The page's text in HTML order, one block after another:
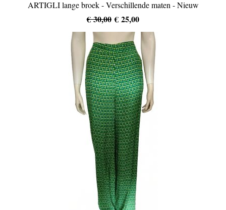
ARTIGLI lange broek - Verschillende maten - Nieuw
€ 30,00 € 25,00